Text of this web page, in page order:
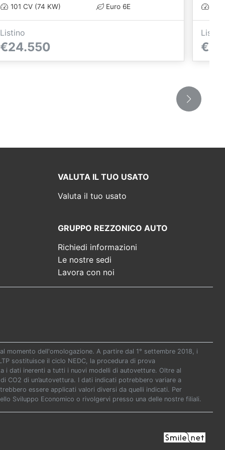
101 CV (74 KW)
Euro 6E
Listino
€24.550
VALUTA IL TUO USATO
Valuta il tuo usato
GRUPPO REZZONICO AUTO
Richiedi informazioni
Le nostre sedi
Lavora con noi
momento dell'omologazione. A partire dal 1° settembre 2018, i
sostituisce il ciclo NEDC, la procedura di prova
i dati inerenti a tutti i nuovi modelli di autovetture. Oltre al
CO2 di un’autovettura. I dati indicati potrebbero variare a
essere applicati valori diversi da quelli indicati. Per
Sviluppo Economico o rivolgervi presso una delle nostre filiali.